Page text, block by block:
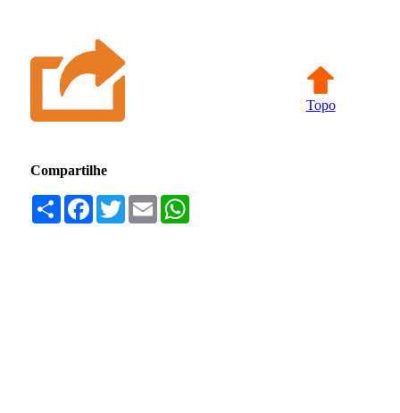
Topo
Compartilhe
Compartilhar
Facebook
TwitterEmail